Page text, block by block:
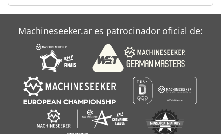
Weiler Md 260
Weiler Ud 24
Machineseeker.ar es patrocinador oficial de: